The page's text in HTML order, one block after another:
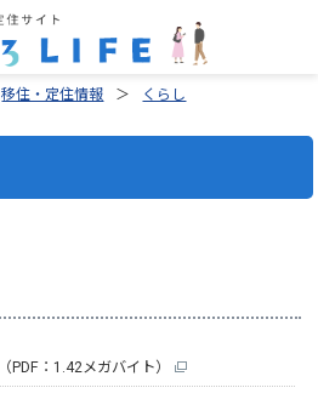
移住・定住情報
くらし
（PDF：1.42メガバイト）